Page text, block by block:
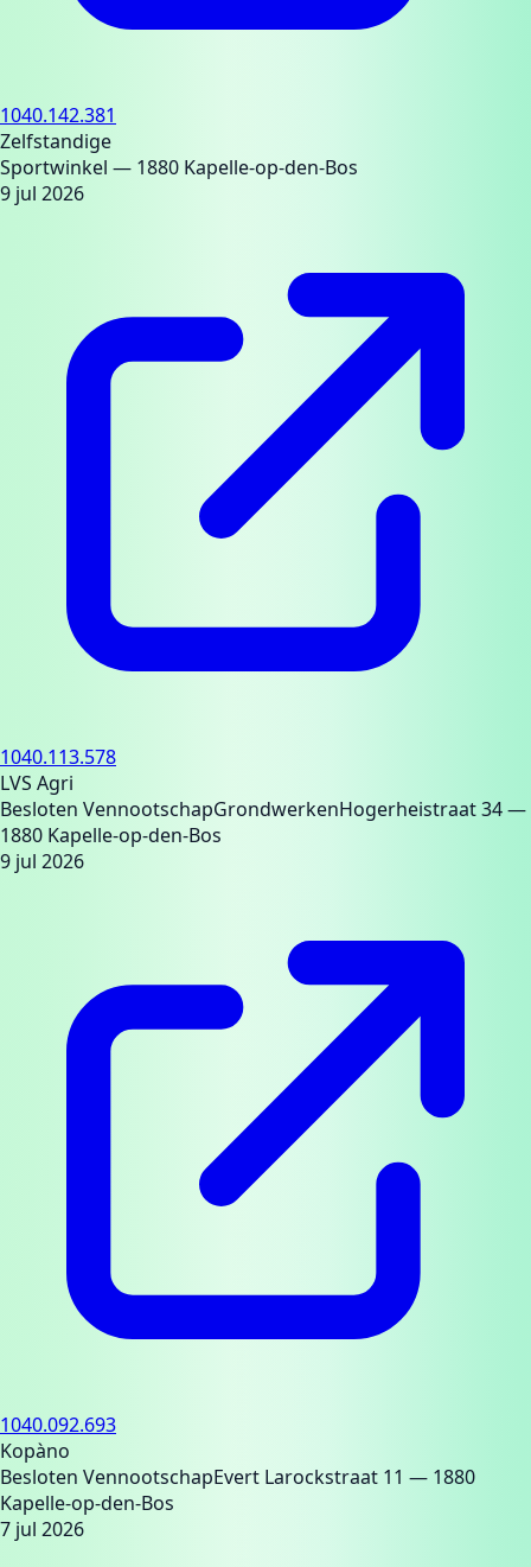
1040.142.381
Zelfstandige
Sportwinkel — 1880 Kapelle-op-den-Bos
9 jul 2026
1040.113.578
LVS Agri
Besloten VennootschapGrondwerkenHogerheistraat 34—
1880 Kapelle-op-den-Bos
9 jul 2026
1040.092.693
Kopàno
Besloten VennootschapEvert Larockstraat 11 — 1880
Kapelle-op-den-Bos
7 jul 2026